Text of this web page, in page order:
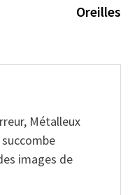
Oreilles
Métalleux
images de